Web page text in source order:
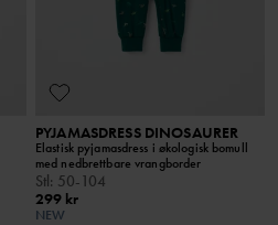
PYJAMASDRESS DINOSAURER
Elastisk pyjamasdress i økologisk bomull
med nedbrettbare vrangborder
Stl: 50-104
299 kr
NEW